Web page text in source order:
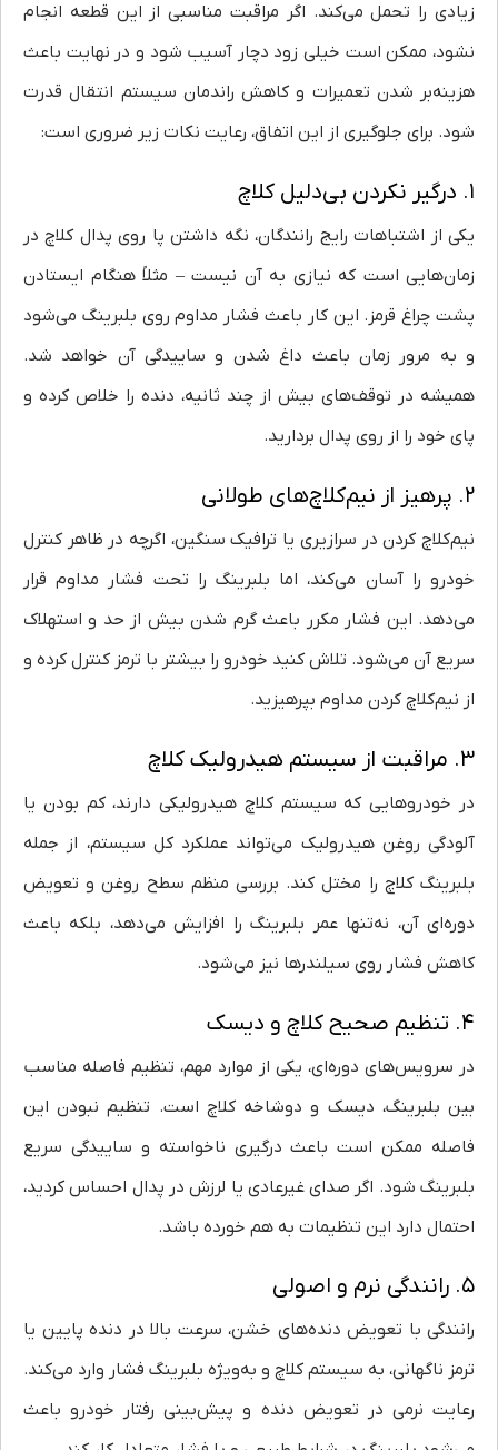
زیادی را تحمل می‌کند. اگر مراقبت مناسبی از این قطعه انجام
نشود، ممکن است خیلی زود دچار آسیب شود و در نهایت باعث
هزینه‌بر شدن تعمیرات و کاهش راندمان سیستم انتقال قدرت
شود. برای جلوگیری از این اتفاق، رعایت نکات زیر ضروری است:
۱. درگیر نکردن بی‌دلیل کلاچ
یکی از اشتباهات رایج رانندگان، نگه داشتن پا روی پدال کلاچ در
زمان‌هایی است که نیازی به آن نیست – مثلاً هنگام ایستادن
پشت چراغ قرمز. این کار باعث فشار مداوم روی بلبرینگ می‌شود
و به مرور زمان باعث داغ شدن و ساییدگی آن خواهد شد.
همیشه در توقف‌های بیش از چند ثانیه، دنده را خلاص کرده و
پای خود را از روی پدال بردارید.
۲. پرهیز از نیم‌کلاچ‌های طولانی
نیم‌کلاچ کردن در سرازیری یا ترافیک سنگین، اگرچه در ظاهر کنترل
خودرو را آسان می‌کند، اما بلبرینگ را تحت فشار مداوم قرار
می‌دهد. این فشار مکرر باعث گرم شدن بیش از حد و استهلاک
سریع آن می‌شود. تلاش کنید خودرو را بیشتر با ترمز کنترل کرده و
از نیم‌کلاچ کردن مداوم بپرهیزید.
۳. مراقبت از سیستم هیدرولیک کلاچ
در خودروهایی که سیستم کلاچ هیدرولیکی دارند، کم بودن یا
آلودگی روغن هیدرولیک می‌تواند عملکرد کل سیستم، از جمله
بلبرینگ کلاچ را مختل کند. بررسی منظم سطح روغن و تعویض
دوره‌ای آن، نه‌تنها عمر بلبرینگ را افزایش می‌دهد، بلکه باعث
کاهش فشار روی سیلندرها نیز می‌شود.
۴. تنظیم صحیح کلاچ و دیسک
در سرویس‌های دوره‌ای، یکی از موارد مهم، تنظیم فاصله مناسب
بین بلبرینگ، دیسک و دوشاخه کلاچ است. تنظیم نبودن این
فاصله ممکن است باعث درگیری ناخواسته و ساییدگی سریع
بلبرینگ شود. اگر صدای غیرعادی یا لرزش در پدال احساس کردید،
احتمال دارد این تنظیمات به هم خورده باشد.
۵. رانندگی نرم و اصولی
رانندگی با تعویض دنده‌های خشن، سرعت بالا در دنده پایین یا
ترمز ناگهانی، به سیستم کلاچ و به‌ویژه بلبرینگ فشار وارد می‌کند.
رعایت نرمی در تعویض دنده و پیش‌بینی رفتار خودرو باعث